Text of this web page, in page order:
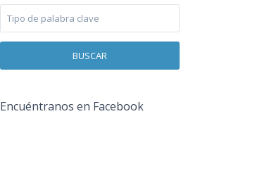
BUSCAR
Encuéntranos en Facebook